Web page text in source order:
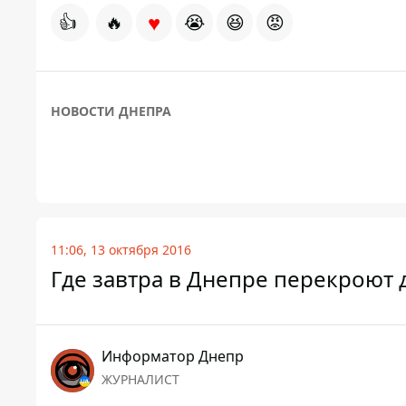
👍 🔥 ♥ 😭 😆 😡
НОВОСТИ ДНЕПРА
11:06, 13 октября 2016
Где завтра в Днепре перекроют
Информатор Днепр
ЖУРНАЛИСТ